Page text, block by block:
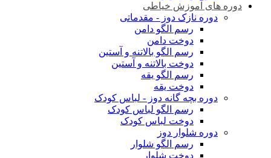
دوره های آموزش خیاطی
دوره نازک دوز - مقدماتی
رسم الگو دامن
دوخت دامن
رسم الگو بالاتنه و آستین
دوخت بالاتنه و آستین
رسم الگو یقه
دوخت یقه
دوره بچه گانه دوز - لباس کودک
رسم الگو لباس کودک
دوخت لباس کودک
دوره شلوار دوز
رسم الگو شلوار
دوخت شلوار